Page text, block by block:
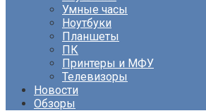
Умные часы
Ноутбуки
Планшеты
ПК
Принтеры и МФУ
Телевизоры
Новости
Обзоры